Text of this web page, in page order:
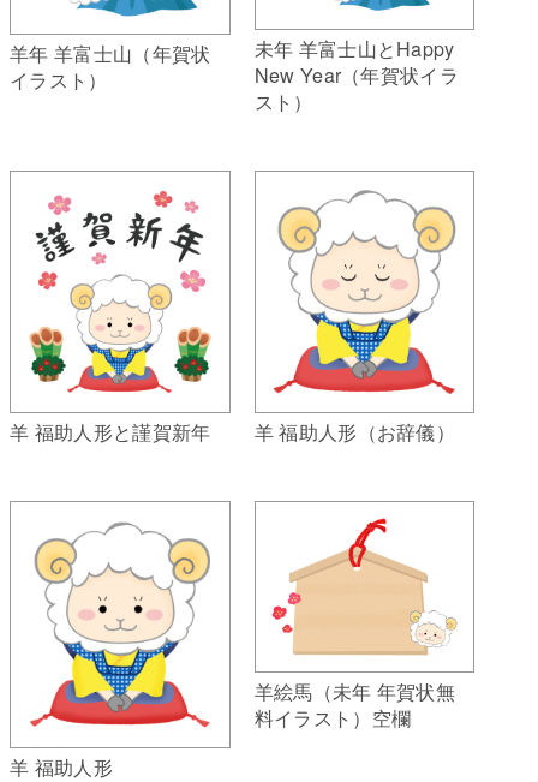
羊年 羊富士山（年賀状
イラスト）
未年 羊富士山とHappy
New Year（年賀状イラ
スト）
羊 福助人形と謹賀新年 羊 福助人形（お辞儀）
羊 福助人形
羊絵馬（未年 年賀状無
料イラスト）空欄